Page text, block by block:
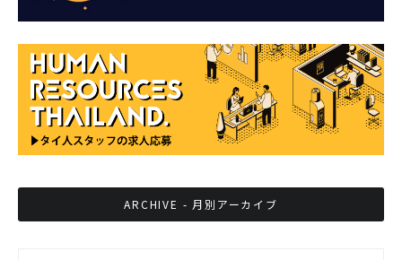
ARCHIVE - 月別アーカイブ